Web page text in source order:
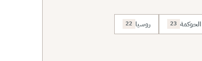
الحوكمة 23 روسيا 22